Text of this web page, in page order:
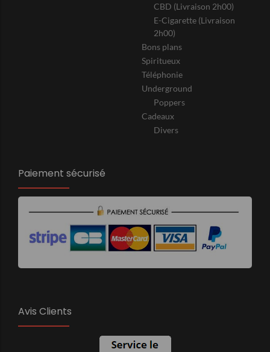
CBD (Livraison 2h00)
E-Cigarette (Livraison
2h00)
Bons plans
Spiritueux
Téléphonie
Underground
Poppers
Cadeaux
Divers
Paiement sécurisé
Avis Clients